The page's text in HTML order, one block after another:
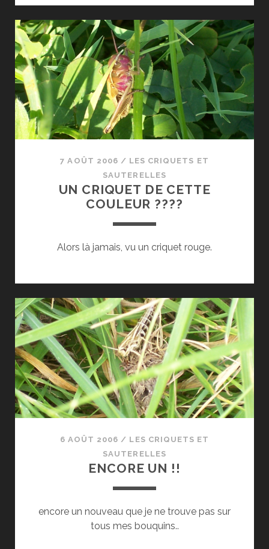
7 AOÛT 2006 / LES CRIQUETS ET
SAUTERELLES
UN CRIQUET DE CETTE
COULEUR ????
Alors là jamais, vu un criquet rouge.
6 AOÛT 2006 / LES CRIQUETS ET
SAUTERELLES
ENCORE UN !!
encore un nouveau que je ne trouve pas sur
tous mes bouquins..